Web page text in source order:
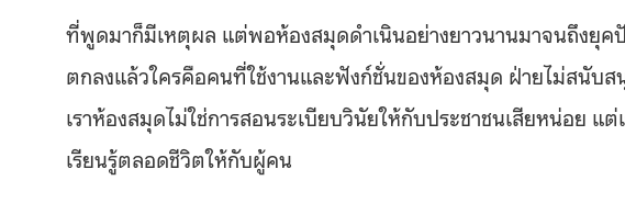
ที่พูดมาก็มีเหตุผล แต่พอห้องสมุดดำเนินอย่างยาวนานมาจนถึงยุ
ตกลงแล้วใครคือคนที่ใช้งานและฟังก์ชั่นของห้องสมุด ฝ่ายไม่สนับ
เราห้องสมุดไม่ใช่การสอนระเบียบวินัยให้กับประชาชนเสียหน่อย แ
เรียนรู้ตลอดชีวิตให้กับผู้คน